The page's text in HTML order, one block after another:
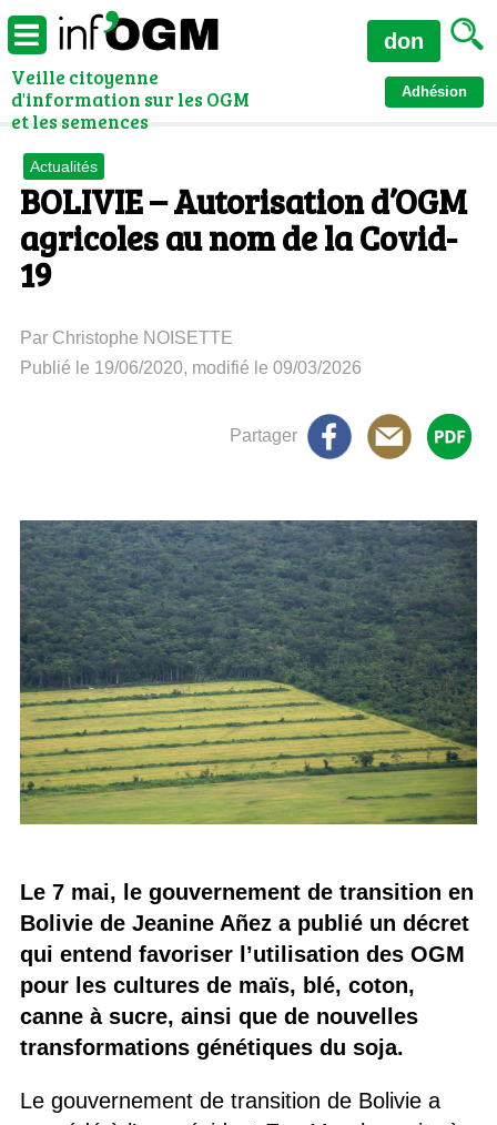
Veille citoyenne
d'information sur les OGM
et les semences
Adhésion
don
Actualités
BOLIVIE – Autorisation d’OGM
agricoles au nom de la Covid-
19
Par Christophe NOISETTE
Publié le 19/06/2020, modifié le 09/03/2026
Partager
Le 7 mai, le gouvernement de transition en
Bolivie de Jeanine Añez a publié un décret
qui entend favoriser l’utilisation des OGM
pour les cultures de maïs, blé, coton,
canne à sucre, ainsi que de nouvelles
transformations génétiques du soja.
Le gouvernement de transition de Bolivie a